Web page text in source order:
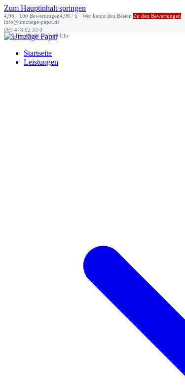
Zum Hauptinhalt springen
4,96 · 100 Bewertungen4,96 / 5 · Wer kennt den Besten Zu den Bewertungen
info@umzuege-papst.de
069 478 92 33 0
Mo – Fr: 08:00 – 17:00 Uhr
Startseite
Leistungen